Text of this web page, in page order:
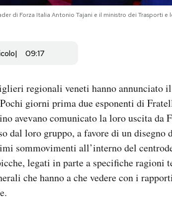
di Forza Italia Antonio Tajani e il ministro dei Trasporti
09:17
regionali veneti hanno annunciato
giorni prima due esponenti di
avevano comunicato la loro uscita da
dal loro gruppo, a favore di un disegno
sommovimenti all’interno del
legati in parte a specifiche ragioni
che hanno a che vedere con i